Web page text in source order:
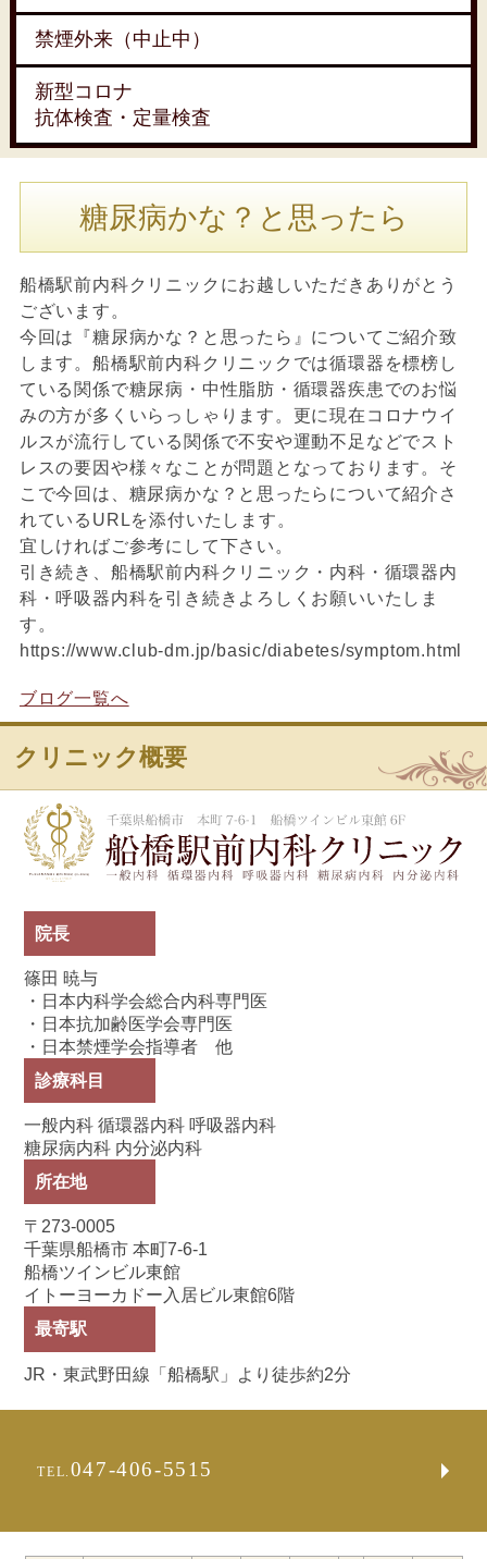
禁煙外来（中止中）
新型コロナ
抗体検査・定量検査
糖尿病かな？と思ったら
船橋駅前内科クリニックにお越しいただきありがとう
ございます。
今回は『糖尿病かな？と思ったら』についてご紹介致
します。船橋駅前内科クリニックでは循環器を標榜し
ている関係で糖尿病・中性脂肪・循環器疾患でのお悩
みの方が多くいらっしゃります。更に現在コロナウイ
ルスが流行している関係で不安や運動不足などでスト
レスの要因や様々なことが問題となっております。そ
こで今回は、糖尿病かな？と思ったらについて紹介さ
れているURLを添付いたします。
宜しければご参考にして下さい。
引き続き、船橋駅前内科クリニック・内科・循環器内
科・呼吸器内科を引き続きよろしくお願いいたしま
す。
https://www.club-dm.jp/basic/diabetes/symptom.html
ブログ一覧へ
クリニック概要
院長
篠田 暁与
・日本内科学会総合内科専門医
・日本抗加齢医学会専門医
・日本禁煙学会指導者 他
診療科目
一般内科 循環器内科 呼吸器内科
糖尿病内科 内分泌内科
所在地
〒273-0005
千葉県船橋市 本町7-6-1
船橋ツインビル東館
イトーヨーカドー入居ビル東館6階
最寄駅
JR・東武野田線「船橋駅」より徒歩約2分
TEL. 047-406-5515